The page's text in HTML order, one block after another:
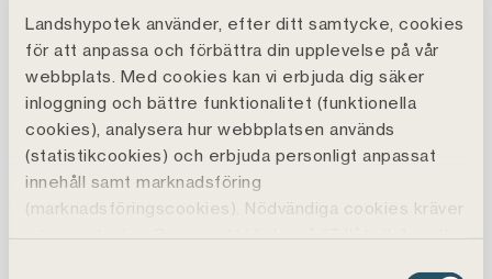
Landshypotek använder, efter ditt samtycke, cookies
för att anpassa och förbättra din upplevelse på vår
webbplats. Med cookies kan vi erbjuda dig säker
inloggning och bättre funktionalitet (funktionella
cookies), analysera hur webbplatsen används
(statistikcookies) och erbjuda personligt anpassat
innehåll samt marknadsföring
(marknadsföringscookies). Nödvändiga cookies kräver
inte samtycke. Genom att klicka på ”Tillåt alla" godtar
Gävle
Göteborg
Härnösand
Jönköping